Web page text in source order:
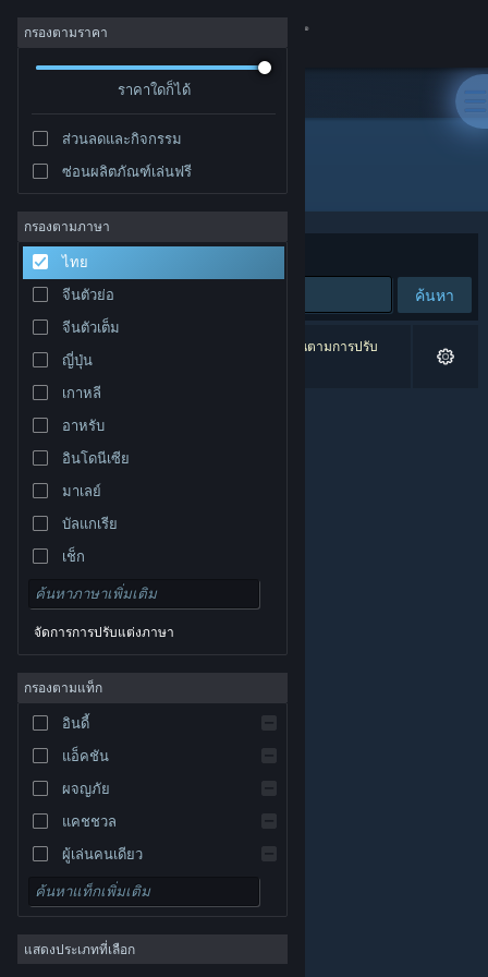
เข้าสู่ระบบ
ชุมชน
เกี่ยวกับ
ฝ่ายสนับสนุน
เปลี่ยนภาษา
รับแอป Steam แบบพกพา
ชมเว็บไซต์สำหรับเดสก์ท็อป
© Valve Corporation สงวนลิขสิทธิ์ เครื่องหมายการค้า
ทั้งหมดเป็นทรัพย์สินของเจ้าของที่เกี่ยวข้องในสหรัฐอเมริกา
และประเทศอื่นนโยบายความเป็นส่วนตัว|กฎหมาย
การคืนเงิน |
กรองตามราคา
ราคาใดก็ได้
ส่วนลดและกิจกรรม
ซ่อนผลิตภัณฑ์เล่นฟรี
กรองตามภาษา
ไทย
จีนตัวย่อ
จีนตัวเต็ม
ญี่ปุ่น
เกาหลี
อาหรับ
อินโดนีเซีย
มาเลย์
บัลแกเรีย
เช็ก
เดนมาร์ก
อังกฤษ
สเปน
สเปน-ลาตินอเมริกา
กรีก
จัดการการปรับแต่งภาษา
กรองตามแท็ก
อินดี้
แอ็คชัน
ผจญภัย
แคชชวล
ผู้เล่นคนเดียว
จำลองสถานการณ์
เกมสวมบทบาท
กลยุทธ์
แสดงประเภทที่เลือก
ผู้พัฒนา: Spiderwork Games
จัดเรียงตาม
ค้นหา
0 ผลลัพธ์ตรงกับที่คุณค้นหา 5 ผลิตภัณฑ์ได้ถูกละเว้นตามการปรับ
แต่งของคุณ